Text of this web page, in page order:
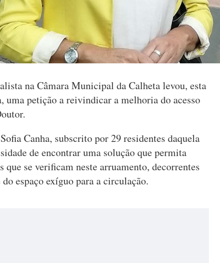
na Câmara Municipal da Calheta levou, esta
uma petição a reivindicar a melhoria do acesso
Canha, subscrito por 29 residentes daquela
de encontrar uma solução que permita
que se verificam neste arruamento, decorrentes
espaço exíguo para a circulação.